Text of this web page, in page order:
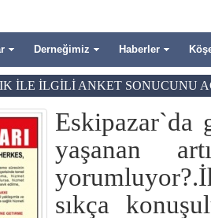
Derneğimiz Haberler
İLE İLGİLİ ANKET SONUCUNU
Eskipazar`da
yaşanan
sıkça